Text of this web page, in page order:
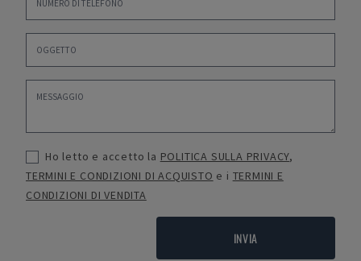
Ho letto e accetto la POLITICA SULLA PRIVACY,
TERMINI E CONDIZIONI DI ACQUISTO e i TERMINI E
CONDIZIONI DI VENDITA
INVIA